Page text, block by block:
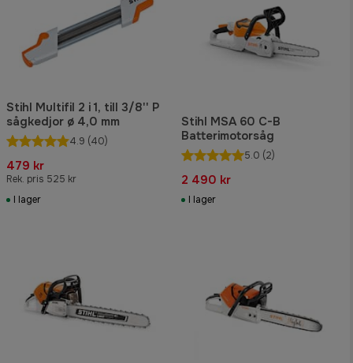
Stihl Multifil 2 i 1, till 3/8'' P
sågkedjor ø 4,0 mm
4.9 (40)
479 kr
Rek. pris 525 kr
I lager
Stihl MSA 60 C-B
Batterimotorsåg
5.0 (2)
2 490 kr
I lager